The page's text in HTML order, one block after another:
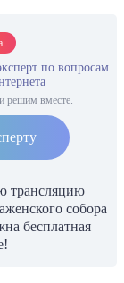
по вопросам
решим вместе.
трансляцию
собора
бесплатная